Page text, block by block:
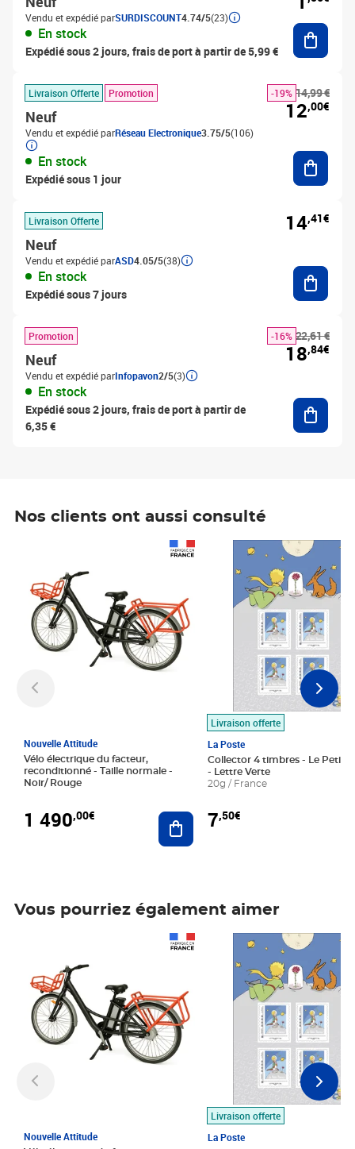
Vendu et expédié parSURDISCOUNT4.74/5(23)
En stock
Expédié sous 2 jours, frais de port à partir de 5,99 €
Livraison Offerte Promotion
Neuf
Vendu et expédié parRéseau Electronique3.75/5(106)
En stock
Expédié sous 1 jour
14,99 €
-19%
12,00€
Livraison Offerte
Neuf
Vendu et expédié parASD4.05/5(38)
En stock
Expédié sous 7 jours
14,41€
Promotion
Neuf
Vendu et expédié parInfopavon2/5(3)
En stock
Expédié sous 2 jours, frais de port à partir de
6,35 €
22,61 €
-16%
18,84€
Nos clients ont aussi consulté
Nouvelle Attitude
Vélo électrique du facteur,
reconditionné - Taille normale -
Noir/ Rouge
1 490,00€ Ajouter au panier
Livraison offerte
La Poste
Collector 4 timbres - Le Petit
- Lettre Verte
20g / France
7,50€
Prix 7,50€
Vous pourriez également aimer
Nouvelle Attitude
Livraison offerte
La Poste
Prix 7,50€